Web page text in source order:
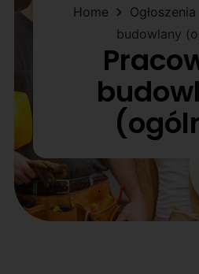
Home Ogłoszenia
budowlany